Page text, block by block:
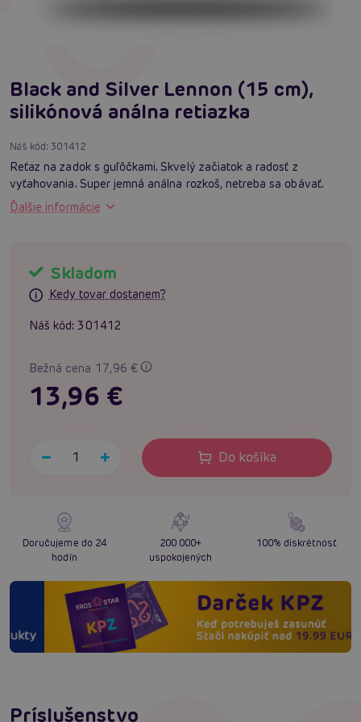
Black and Silver Lennon (15 cm),
silikónová análna retiazka
Náš kód:301412
Reťaz na zadok s guľôčkami. Skvelý začiatok a radosť z
vyťahovania. Super jemná análna rozkoš, netreba sa obávať.
Ďalšie informácie
Skladom
Kedy tovar dostanem?
Náš kód: 301412
Bežná cena 17,96 €
13,96 €
Do košíka
Doručujeme do 24
hodín
200 000+
uspokojených
100% diskrétnosť
Príslušenstvo